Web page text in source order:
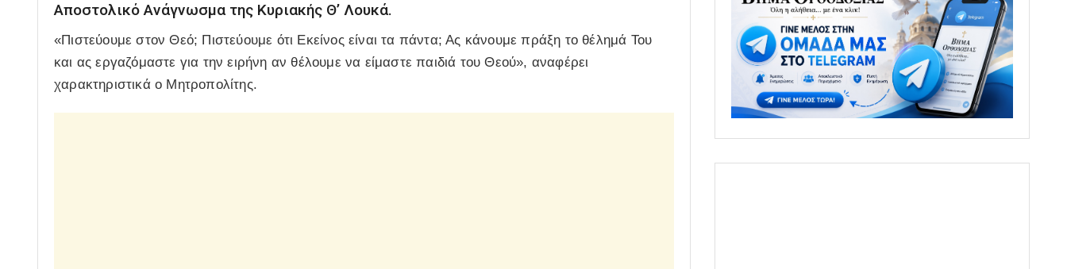
Αποστολικό Ανάγνωσμα της Κυριακής Θ’ Λουκά.
«Πιστεύουμε στον Θεό; Πιστεύουμε ότι Εκείνος είναι τα πάντα; Ας κάνουμε πράξη το θέλημά Του
και ας εργαζόμαστε για την ειρήνη αν θέλουμε να είμαστε παιδιά του Θεού», αναφέρει
χαρακτηριστικά ο Μητροπολίτης.